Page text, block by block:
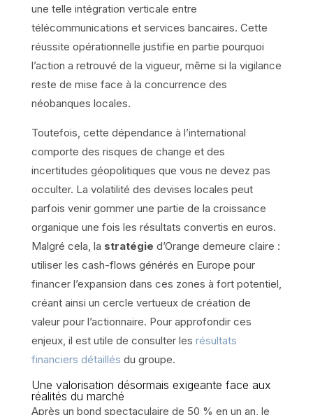
une telle intégration verticale entre
télécommunications et services bancaires. Cette
réussite opérationnelle justifie en partie pourquoi
l’action a retrouvé de la vigueur, même si la vigilance
reste de mise face à la concurrence des
néobanques locales.
Toutefois, cette dépendance à l’international
comporte des risques de change et des
incertitudes géopolitiques que vous ne devez pas
occulter. La volatilité des devises locales peut
parfois venir gommer une partie de la croissance
organique une fois les résultats convertis en euros.
Malgré cela, la stratégie d’Orange demeure claire :
utiliser les cash-flows générés en Europe pour
financer l’expansion dans ces zones à fort potentiel,
créant ainsi un cercle vertueux de création de
valeur pour l’actionnaire. Pour approfondir ces
enjeux, il est utile de consulter les résultats
financiers détaillés du groupe.
Une valorisation désormais exigeante face aux
réalités du marché
Après un bond spectaculaire de 50 % en un an, le